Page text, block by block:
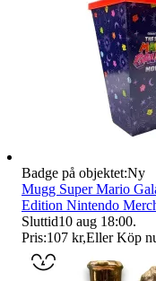
Badge på objektet:Ny
Mugg Super Mario
Edition Nintendo
Sluttid10 aug 18:00.
Pris:107 kr,Eller Köp